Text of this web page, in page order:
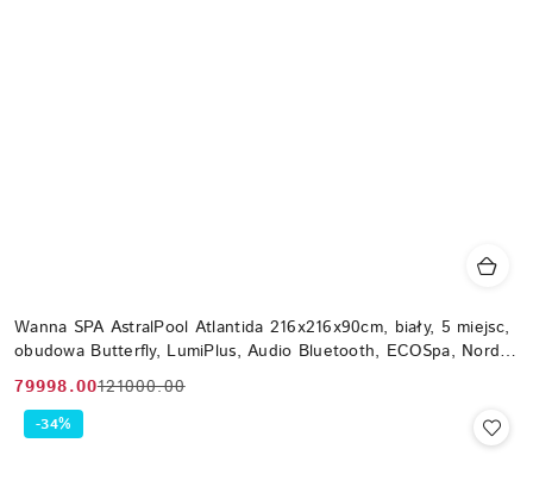
Wanna SPA AstralPool Atlantida 216x216x90cm, biały, 5 miejsc,
obudowa Butterfly, LumiPlus, Audio Bluetooth, ECOSpa, Nordic,
WiFi
Cena
promocyjna:
79998.00
Cena
przed
121000.00
-34%